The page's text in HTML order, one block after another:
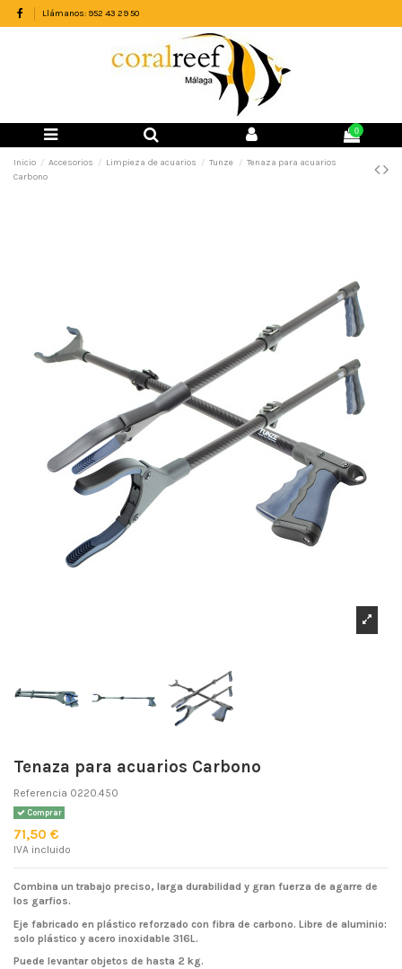
Llámanos: 952 43 29 50
0
Inicio Accesorios Limpieza de acuarios Tunze
Tenaza para acuarios
Carbono
Tenaza para acuarios Carbono
Referencia 0220.450
Comprar
71,50 €
IVA incluido
Combina un trabajo preciso, larga durabilidad y gran fuerza de agarre de
los garfios.
Eje fabricado en plástico reforzado con fibra de carbono. Libre de aluminio:
solo plástico y acero inoxidable 316L.
Puede levantar objetos de hasta 2 kg.